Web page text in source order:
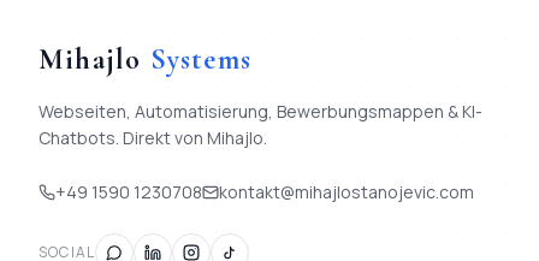
Mihajlo Systems
Webseiten, Automatisierung, Bewerbungsmappen & KI-
Chatbots. Direkt von Mihajlo.
+49 1590 1230708 kontakt@mihajlostanojevic.com
SOCIAL